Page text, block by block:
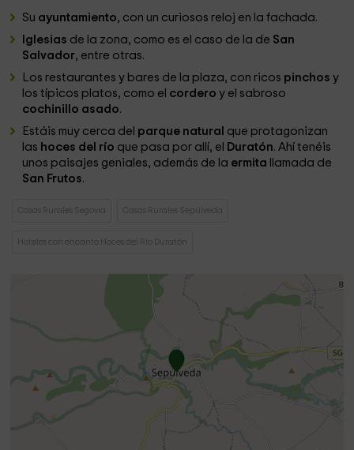
Su ayuntamiento, con un curiosos reloj en la fachada.
Iglesias de la zona, como es el caso de la de San
Salvador, entre otras.
Los restaurantes y bares de la plaza, con ricos pinchosy
los típicos platos, como el corderoy el sabroso
cochinillo asado.
Estáis muy cerca del parque natural que protagonizan
las hoces del río que pasa por allí, el Duratón. Ahí tenéis
unos paisajes geniales, además de la ermita
llamada de
San Frutos.
Casas Rurales Segovia Casas Rurales Sepúlveda
Hoteles con encanto Hoces del Río Duratón